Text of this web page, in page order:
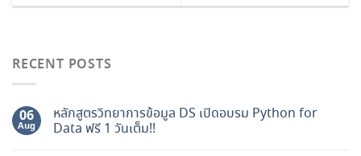
RECENT POSTS
06
Aug
หลักสูตรวิทยาการข้อมูล DS เปิดอบรม Python for
Data ฟรี 1 วันเต็ม!!